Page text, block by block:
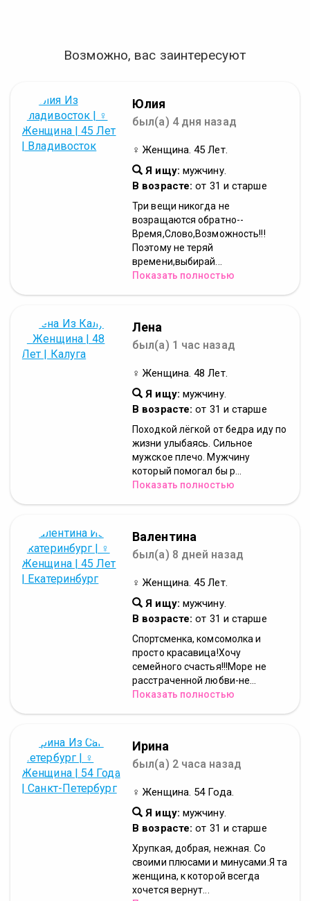
Возможно, вас заинтересуют
Юлия
был(а) 4 дня назад
♀ Женщина. 45 Лет.
Я ищу: мужчину.
В возрасте: от 31 и старше
Три вещи никогда не
возращаются обратно--
Время,Слово,Возможность!!!
Поэтому не теряй
времени,выбирай...
Показать полностью
Лена
был(а) 1 час назад
♀ Женщина. 48 Лет.
Я ищу: мужчину.
В возрасте: от 31 и старше
Походкой лёгкой от бедра иду по
жизни улыбаясь. Сильное
мужское плечо. Мужчину
который помогал бы р...
Показать полностью
Валентина
был(а) 8 дней назад
♀ Женщина. 45 Лет.
Я ищу: мужчину.
В возрасте: от 31 и старше
Спортсменка, комсомолка и
просто красавица!Хочу
семейного счастья!!!Море не
расстраченной любви-не...
Показать полностью
Ирина
был(а) 2 часа назад
♀ Женщина. 54 Года.
Я ищу: мужчину.
В возрасте: от 31 и старше
Хрупкая, добрая, нежная. Со
своими плюсами и минусами.Я та
женщина, к которой всегда
хочется вернут...